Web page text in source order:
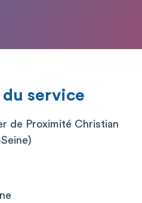
service
de Proximité Christian